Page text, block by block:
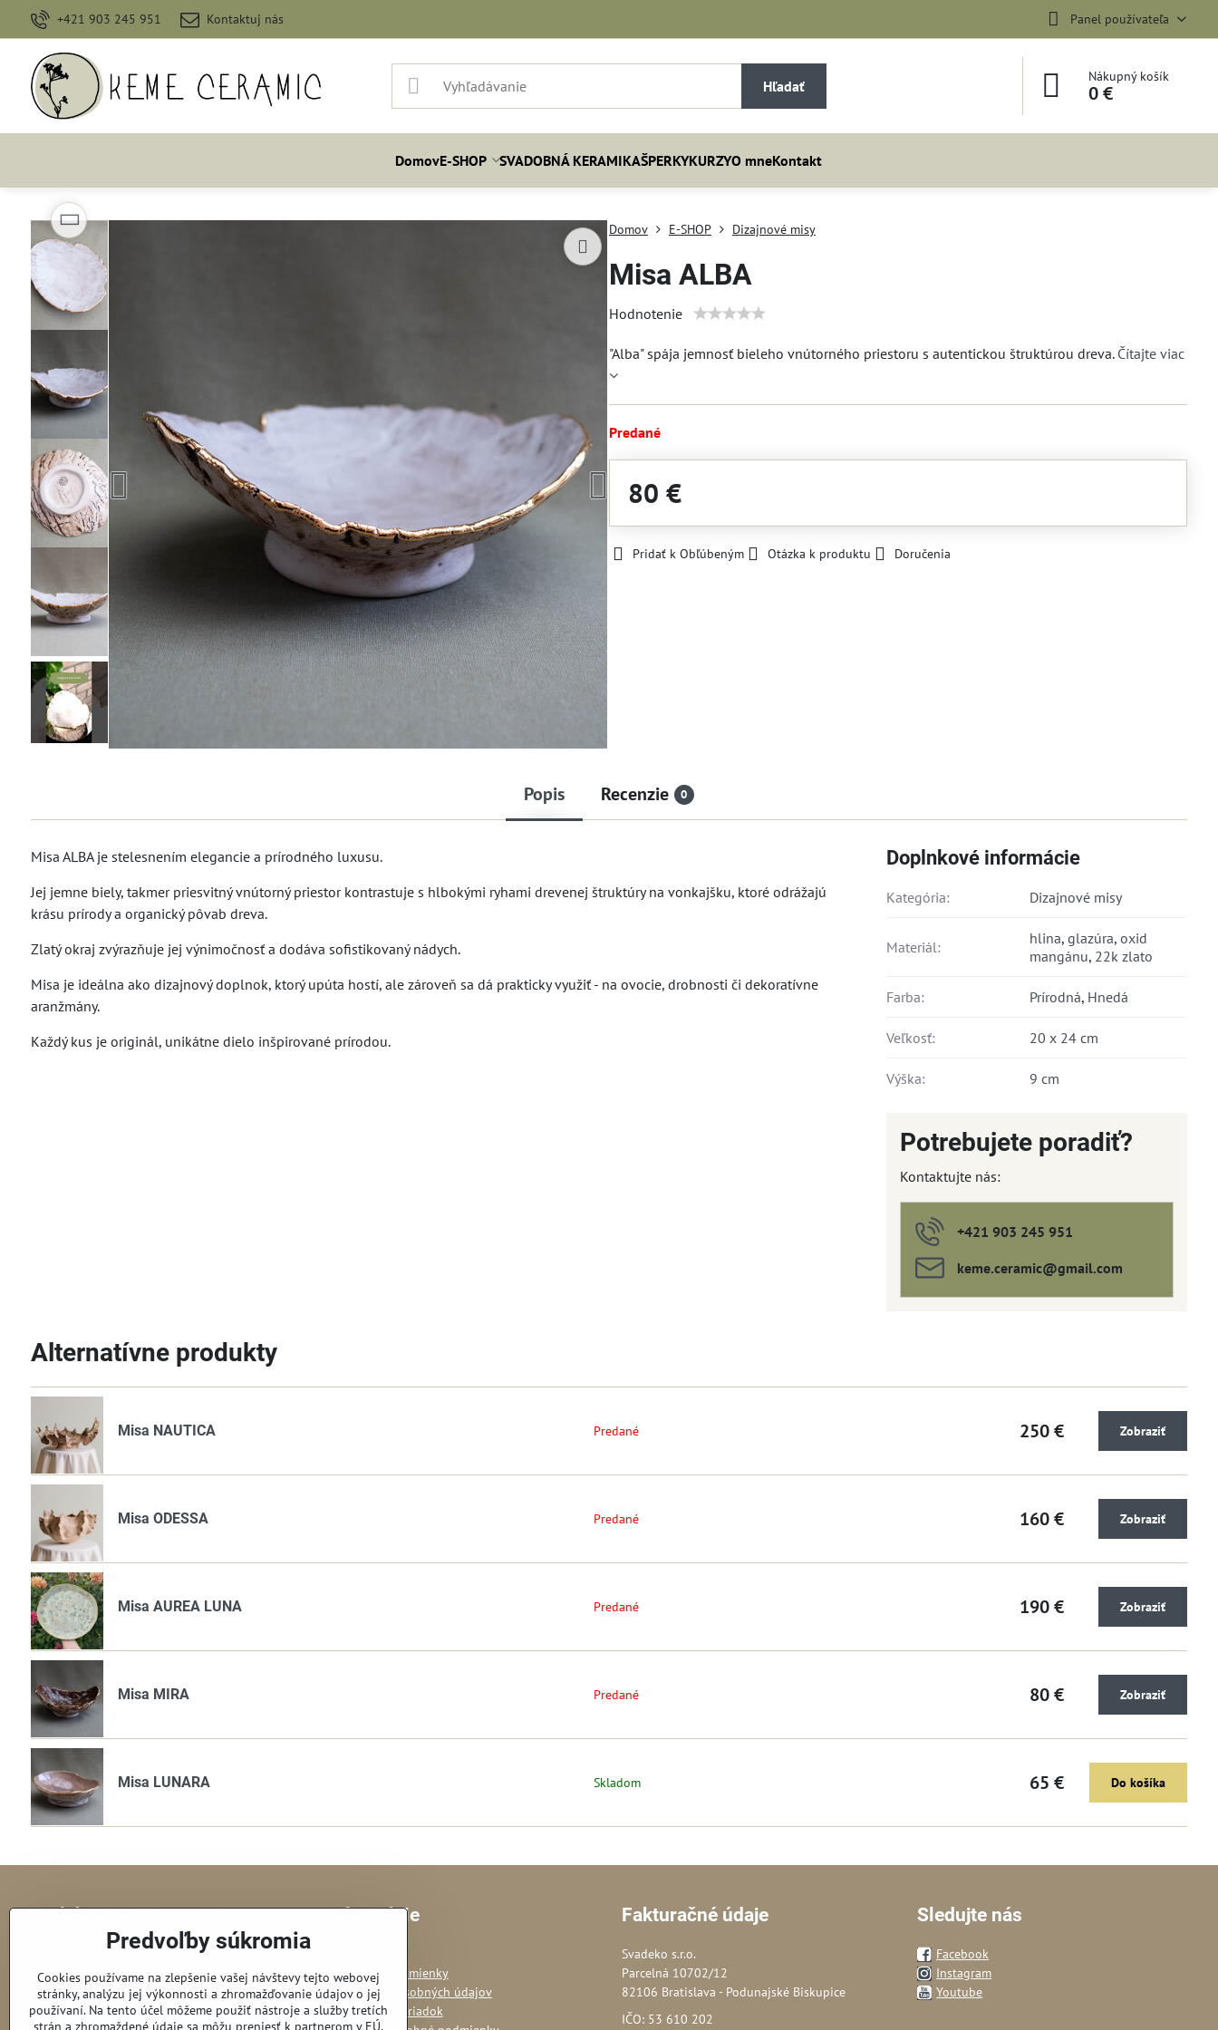
+421 903 245 951 Kontaktuj nás Panel používateľa
Hľadať
Nákupný košík
0 €
DomovE-SHOP SVADOBNÁ KERAMIKAŠPERKYKURZYO mneKontakt
Domov E-SHOP Dizajnové misy
Misa ALBA
Hodnotenie
"Alba" spája jemnosť bieleho vnútorného priestoru s autentickou štruktúrou dreva. Čítajte viac
Predané
80 €
Pridať k Obľúbeným Otázka k produktu Doručenia
Popis Recenzie 0
Misa ALBA je stelesnením elegancie a prírodného luxusu.
Jej jemne biely, takmer priesvitný vnútorný priestor kontrastuje s hlbokými ryhami drevenej štruktúry na vonkajšku, ktoré odrážajú
krásu prírody a organický pôvab dreva.
Zlatý okraj zvýrazňuje jej výnimočnosť a dodáva sofistikovaný nádych.
Misa je ideálna ako dizajnový doplnok, ktorý upúta hostí, ale zároveň sa dá prakticky využiť - na ovocie, drobnosti či dekoratívne
aranžmány.
Každý kus je originál, unikátne dielo inšpirované prírodou.
Doplnkové informácie
Kategória: Dizajnové misy
Materiál: hlina,glazúra,oxid
mangánu, 22k zlato
Farba: Prírodná, Hnedá
Veľkosť: 20 x 24 cm
Výška: 9 cm
Potrebujete poradiť?
Kontaktujte nás:
+421 903 245 951
keme​.ceramic​@gmail​.com
Alternatívne produkty
Misa NAUTICA Predané 250 € Zobraziť
Misa ODESSA Predané 160 € Zobraziť
Misa AUREA LUNA Predané 190 € Zobraziť
Misa MIRA Predané 80 € Zobraziť
Misa LUNARA Skladom 65 € Do košíka
Ateliér KEME Ceramic
Otváracie hodiny:
Pondelok 16:00 - 20:00
Utorok 16:50 - 20:00
Štvrtok 17:00 - 19:00
Informácie
Obchodné podmienky
Spracúvanie osobných údajov
Reklamačný poriadok
Fakturačné údaje
Svadeko s.r.o.
Parcelná 10702/12
82106 Bratislava - Podunajské Biskupice
IČO: 53 610 202
Sledujte nás
Facebook
Instagram
Youtube
Predvoľby súkromia
Cookies používame na zlepšenie vašej návštevy tejto webovej
stránky, analýzu jej výkonnosti a zhromažďovanie údajov o jej
používaní. Na tento účel môžeme použiť nástroje a služby tretích
strán a zhromaždené údaje sa môžu preniesť k partnerom v EÚ,